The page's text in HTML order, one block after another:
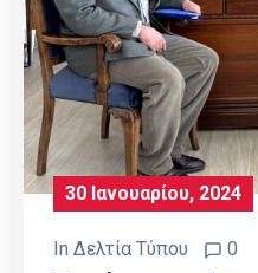
30 Ιανουαρίου, 2024
In Δελτία Τύπου 0